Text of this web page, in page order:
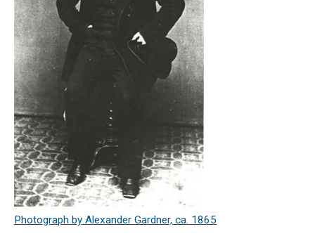
Photograph by Alexander Gardner, ca. 1865